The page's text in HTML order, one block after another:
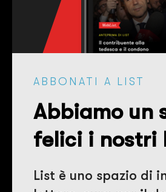
ABBONATI A LIST
Abbiamo un
felici i nostri
List è uno spazio di